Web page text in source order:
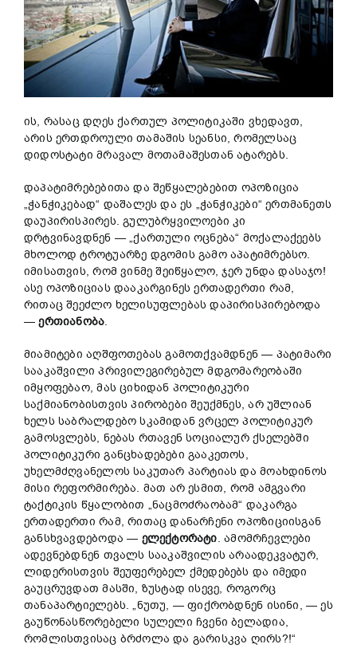
ის, რასაც დღეს ქართულ პოლიტიკაში ვხედავთ,
არის ერთდროული თამაშის სეანსი, რომელსაც
დიდოსტატი მრავალ მოთამაშესთან ატარებს.
დაპატიმრებებითა და შეწყალებებით ოპოზიცია
„ჭანჭიკებად“ დაშალეს და ეს „ჭანჭიკები“ ერთმანეთს
დაუპირისპირეს. გულუბრყვილოები კი
დრტვინავდნენ — „ქართული ოცნება“ მოქალაქეებს
მხოლოდ ტროტუარზე დგომის გამო აპატიმრებსო.
იმისათვის, რომ ვინმე შეიწყალო, ჯერ უნდა დასაჯო!
ასე ოპოზიციას დააკარგინეს ერთადერთი რამ,
რითაც შეეძლო ხელისუფლებას დაპირისპირებოდა
—ერთიანობა.
მიამიტები აღშფოთებას გამოთქვამდნენ — პატიმარი
სააკაშვილი პრივილეგირებულ მდგომარეობაში
იმყოფებაო, მას ციხიდან პოლიტიკური
საქმიანობისთვის პირობები შეუქმნეს, არ უშლიან
ხელს საბრალდებო სკამიდან ვრცელ პოლიტიკურ
გამოსვლებს, ნებას რთავენ სოციალურ ქსელებში
პოლიტიკური განცხადებები გააკეთოს,
უხელმძღვანელოს საკუთარ პარტიას და მოახდინოს
მისი რეფორმირება. მათ არ ესმით, რომ ამგვარი
ტაქტიკის წყალობით „ნაცმოძრაობამ“ დაკარგა
ერთადერთი რამ, რითაც დანარჩენი ოპოზიციისგან
განსხვავდებოდა — ელექტორატი. ამომრჩევლები
ადევნებდნენ თვალს სააკაშვილის არაადეკვატურ,
ლიდერისთვის შეუფერებელ ქმედებებს და იმედი
გაუცრუვდათ მასში, ზუსტად ისევე, როგორც
თანაპარტიელებს. „ნუთუ, — ფიქრობდნენ ისინი, — ეს
გაუწონასწორებელი სულელი ჩვენი ბელადია,
რომლისთვისაც ბრძოლა და გარისკვა ღირს?!“